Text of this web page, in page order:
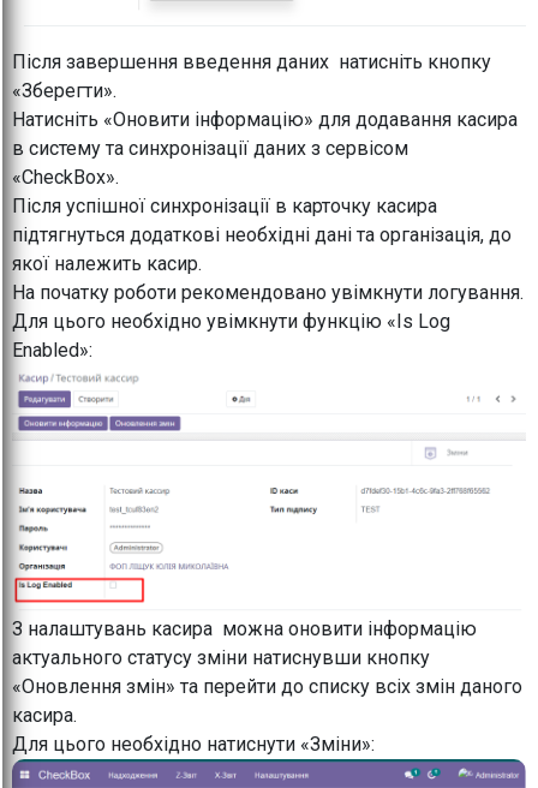
Після завершення введення даних натисніть кнопку
«Зберегти».
Натисніть «Оновити інформацію» для додавання касира
в систему та синхронізації даних з сервісом
«CheckBox».
Після успішної синхронізації в карточку касира
підтягнуться додаткові необхідні дані та організація, до
якої належить касир.
На початку роботи рекомендовано увімкнути логування.
Для цього необхідно увімкнути функцію «Is Log
Enabled»:
З налаштувань касира можна оновити інформацію
актуального статусу зміни натиснувши кнопку
«Оновлення змін» та перейти до списку всіх змін даного
касира.
Для цього необхідно натиснути «Зміни»: